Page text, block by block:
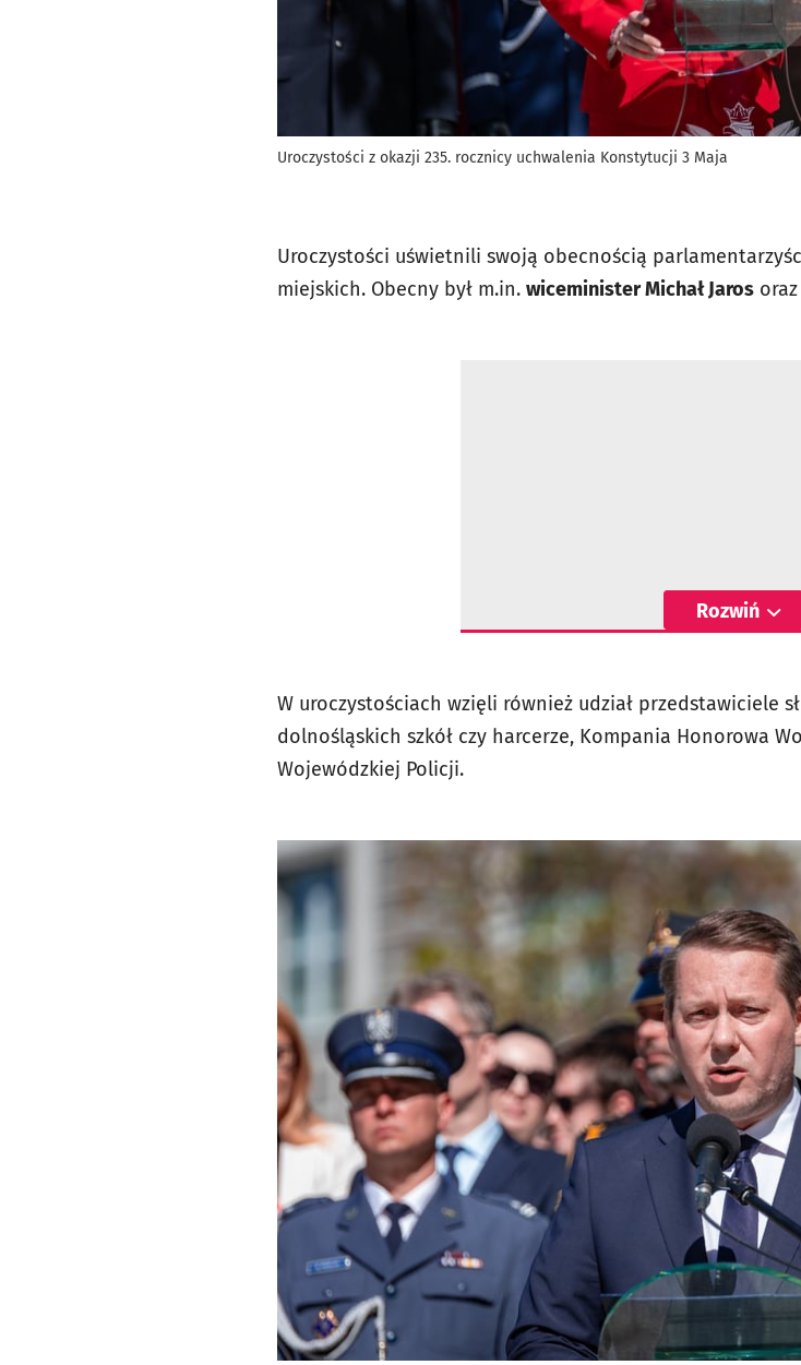
Uroczystości z okazji 235. rocznicy uchwalenia Konstytucji 3 Maja
Uroczystości uświetnili swoją obecnością
miejskich. Obecny był m.in. wiceminister Michał Jaros oraz
Rozwiń
W uroczystościach wzięli również udział przedstawiciele
dolnośląskich szkół czy harcerze, Kompania Honorowa
Wojewódzkiej Policji.